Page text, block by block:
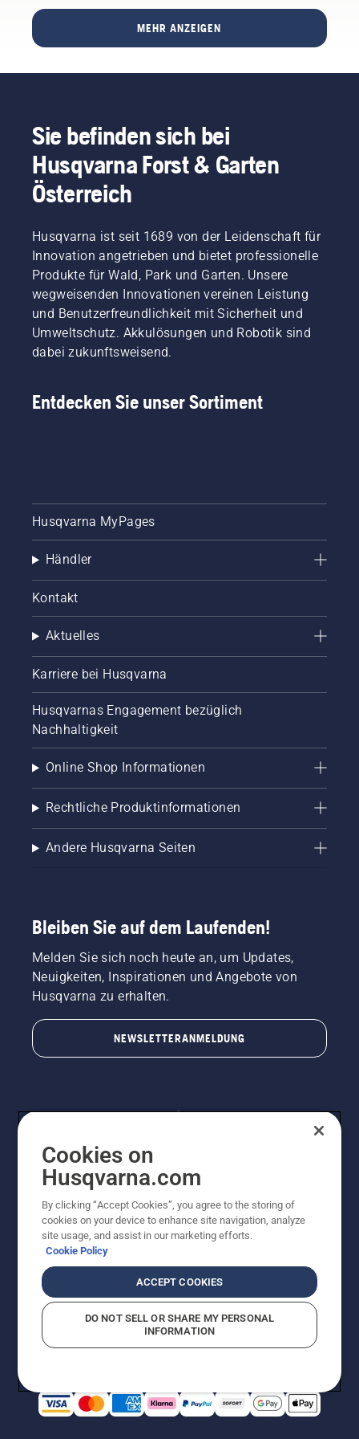
schmutzigen
Bedingungen
müssen
Öl ggf.
zwei
das Öl
abzulassen.
Beide
werden
in
diesem
Video
gezeigt.
sorgt für
einen
beugt
Sie
und
ohne
Pausen
können.
Sie
daran,
scharf
daher
Hände
mit
Handschuhen
umwickeln
Sie die
Klingen
mit
einem
dicken
Tuch.
perfekt
Wasser
MEHR ANZEIGEN
Sie befinden sich bei
Husqvarna Forst & Garten
Österreich
Husqvarna ist seit 1689 von der Leidenschaft für
Innovation angetrieben und bietet professionelle
Produkte für Wald, Park und Garten. Unsere
wegweisenden Innovationen vereinen Leistung
und Benutzerfreundlichkeit mit Sicherheit und
Umweltschutz. Akkulösungen und Robotik sind
dabei zukunftsweisend.
Entdecken Sie unser Sortiment
Husqvarna MyPages
Händler
Kontakt
Aktuelles
Karriere bei Husqvarna
Husqvarnas Engagement bezüglich
Nachhaltigkeit
Online Shop Informationen
Rechtliche Produktinformationen
Andere Husqvarna Seiten
Bleiben Sie auf dem Laufenden!
Melden Sie sich noch heute an, um Updates,
Neuigkeiten, Inspirationen und Angebote von
Husqvarna zu erhalten.
NEWSLETTERANMELDUNG
© Husqvarna AB (publ). Alle Rechte vorbehalten.
Preisänderungen, Irrtümer, Text- und Satzfehler sind
vorbehalten. Bei den Preisangaben handelt es sich um
unverbindliche Preisempfehlungen in Euro inkl. der
unverbindliche Preisempfehlungen (inkl. MwSt), es sei
denn sie sind für den direkten Kauf verfügbar.
Cookie-RichtlinieNutzungsbedingungenAGBs
ImpressumVermutete Verstöße melden
Cookies on
Husqvarna.com
By clicking “Accept Cookies”, you agree to the storing of
cookies on your device to enhance site navigation, analyze
site usage, and assist in our marketing efforts.
Cookie Policy
ACCEPT COOKIES
DO NOT SELL OR SHARE MY PERSONAL
INFORMATION